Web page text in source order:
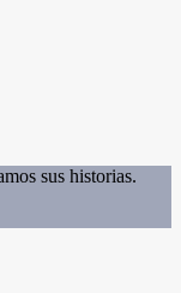
sus historias.